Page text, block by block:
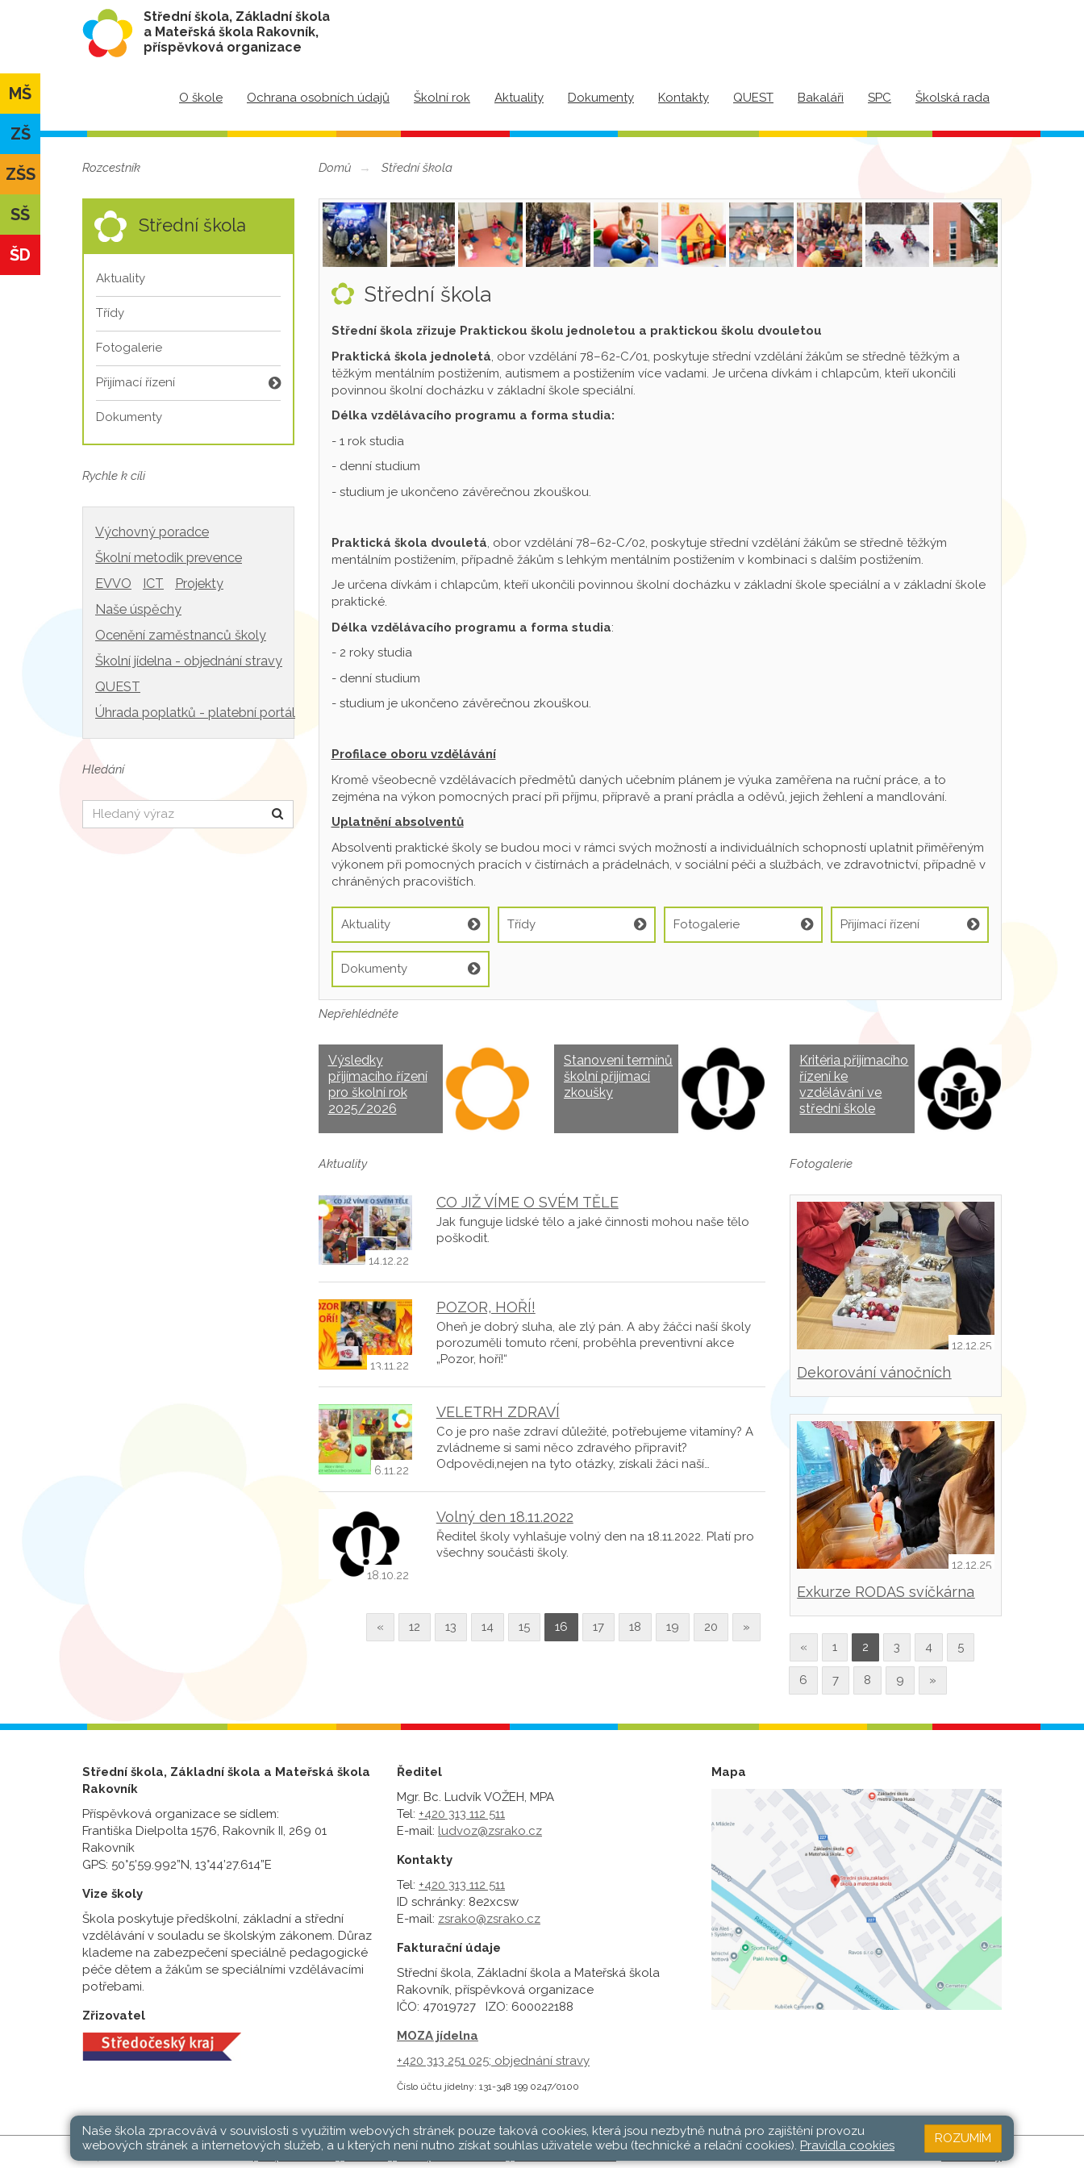
Střední škola, Základní škola
a Mateřská škola Rakovník,
příspěvková organizace
O škole Ochrana osobních údajů Školní rok Aktuality Dokumenty Kontakty QUEST Bakaláři SPC Školská rada
MŠ
ZŠ
ZŠS
SŠ
ŠD
Rozcestník
Střední škola
Aktuality
Třídy
Fotogalerie
Přijímací řízení
Dokumenty
Rychle k cíli
Výchovný poradce
Školní metodik prevence
EVVO
ICT
Projekty
Naše úspěchy
Ocenění zaměstnanců školy
Školní jídelna - objednání stravy
QUEST
Úhrada poplatků - platební portál
Hledání
Hledat
Domů Střední škola
Střední škola
Střední škola zřizuje Praktickou školu jednoletou a praktickou školu dvouletou
Praktická škola jednoletá, obor vzdělání 78–62-C/01, poskytuje střední vzdělání žákům se středně těžkým a
těžkým mentálním postižením, autismem a postižením více vadami. Je určena dívkám i chlapcům, kteří ukončili
povinnou školní docházku v základní škole speciální.
Délka vzdělávacího programu a forma studia:
- 1 rok studia
- denní studium
- studium je ukončeno závěrečnou zkouškou.
Praktická škola dvouletá, obor vzdělání 78–62-C/02, poskytuje střední vzdělání žákům se středně těžkým
mentálním postižením, případně žákům s lehkým mentálním postižením v kombinaci s dalším postižením.
Je určena dívkám i chlapcům, kteří ukončili povinnou školní docházku v základní škole speciální a v základní škole
praktické.
Délka vzdělávacího programu a forma studia:
- 2 roky studia
- denní studium
- studium je ukončeno závěrečnou zkouškou.
Profilace oboru vzdělávání
Kromě všeobecně vzdělávacích předmětů daných učebním plánem je výuka zaměřena na ruční práce, a to
zejména na výkon pomocných prací při příjmu, přípravě a praní prádla a oděvů, jejich žehlení a mandlování.
Uplatnění absolventů
Absolventi praktické školy se budou moci v rámci svých možností a individuálních schopností uplatnit přiměřeným
výkonem při pomocných pracích v čistírnách a prádelnách, v sociální péči a službách, ve zdravotnictví, případně v
chráněných pracovištích.
Aktuality Třídy Fotogalerie Přijímací řízení
Dokumenty
Nepřehlédněte
Výsledky
přijímacího řízení
pro školní rok
2025/2026
Stanovení termínů
školní přijímací
zkoušky
Kritéria přijímacího
řízení ke
vzdělávání ve
střední škole
Aktuality
14.12.22
CO JIŽ VÍME O SVÉM TĚLE
Jak funguje lidské tělo a jaké činnosti mohou naše tělo
poškodit.
13.11.22
POZOR, HOŘÍ!
Oheň je dobrý sluha, ale zlý pán. A aby žáčci naší školy
porozuměli tomuto rčení, proběhla preventivní akce
„Pozor, hoří!“
6.11.22
VELETRH ZDRAVÍ
Co je pro naše zdraví důležité, potřebujeme vitamíny? A
zvládneme si sami něco zdravého připravit?
Odpovědi,nejen na tyto otázky, získali žáci naší…
18.10.22
Volný den 18.11.2022
Ředitel školy vyhlašuje volný den na 18.11.2022. Platí pro
všechny součásti školy.
« 12 13 14 15 16 17 18 19 20 »
Fotogalerie
12.12.25
Dekorování vánočních
12.12.25
Exkurze RODAS svíčkárna
« 1 2 3 4 5
6 7 8 9 »
Střední škola, Základní škola a Mateřská škola
Rakovník
Příspěvková organizace se sídlem:
Františka Dielpolta 1576, Rakovník II, 269 01
Rakovník
GPS: 50°5’59.992”N, 13°44’27.614”E
Vize školy
Škola poskytuje předškolní, základní a střední
vzdělávání v souladu se školským zákonem. Důraz
klademe na zabezpečení speciálně pedagogické
péče dětem a žákům se speciálními vzdělávacími
potřebami.
Zřizovatel
Ředitel
Mgr. Bc. Ludvík VOŽEH, MPA
Tel: +420 313 112 511
E-mail: ludvoz@zsrako.cz
Kontakty
Tel: +420 313 112 511
ID schránky: 8e2xcsw
E-mail: zsrako@zsrako.cz
Fakturační údaje
Střední škola, Základní škola a Mateřská škola
Rakovník, příspěvková organizace
IČO: 47019727 IZO: 600022188
MOZA jídelna
+420 313 251 025; objednání stravy
Číslo účtu jídelny: 131-348 199 0247/0100
Mapa
SŠ, ZŠ a MŠ Rakovník © 2026 | Mapa stránek Přihlásit Web školy
Naše škola zpracovává v souvislosti s využitím webových stránek pouze taková cookies, která jsou nezbytně nutná pro zajištění provozu
webových stránek a internetových služeb, a u kterých není nutno získat souhlas uživatele webu (technické a relační cookies). Pravidla cookies
ROZUMÍM